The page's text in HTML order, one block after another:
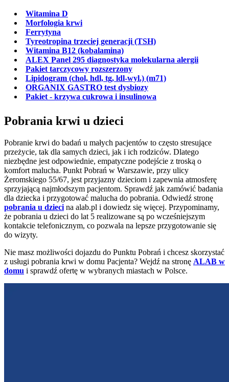
Witamina D
Morfologia krwi
Ferrytyna
Tyreotropina trzeciej generacji (TSH)
Witamina B12 (kobalamina)
ALEX Panel 295 diagnostyka molekularna alergii
Pakiet tarczycowy rozszerzony
Lipidogram (chol, hdl, tg, ldl-wyl.) (m71)
ORGANIX GASTRO test dysbiozy
Pakiet - krzywa cukrowa i insulinowa
Pobrania krwi u dzieci
Pobranie krwi do badań u małych pacjentów to często stresujące
przeżycie, tak dla samych dzieci, jak i ich rodziców. Dlatego
niezbędne jest odpowiednie, empatyczne podejście z troską o
komfort malucha. Punkt Pobrań w Warszawie, przy ulicy
Żeromskiego 55/67, jest przyjazny dzieciom i zapewnia atmosferę
sprzyjającą najmłodszym pacjentom. Sprawdź jak zamówić badania
dla dziecka i przygotować malucha do pobrania. Odwiedź stronę
pobrania u dzieci na alab.pl i dowiedz się więcej. Przypominamy,
że pobrania u dzieci do lat 5 realizowane są po wcześniejszym
kontakcie telefonicznym, co pozwala na lepsze przygotowanie się
do wizyty.
Nie masz możliwości dojazdu do Punktu Pobrań i chcesz skorzystać
z usługi pobrania krwi w domu Pacjenta? Wejdź na stronę ALAB w
domu i sprawdź ofertę w wybranych miastach w Polsce.